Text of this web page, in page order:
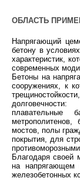
ОБЛАСТЬ
Напрягающий
бетону в
характеристик,
современных
Бетоны на
сооружениях, к
плавательные
метрополитенов,
мостов, полы
покрытия, для
Благодаря своей
на напрягающем
железобетонных